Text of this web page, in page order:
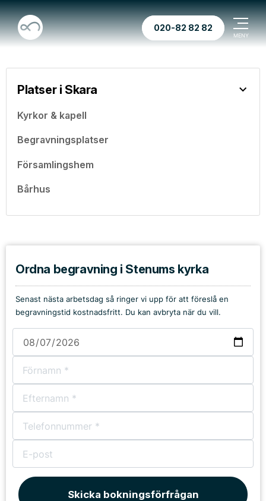
020-82 82 82
Platser i Skara
Kyrkor & kapell
Begravningsplatser
Församlingshem
Bårhus
Ordna begravning i Stenums kyrka
Senast nästa arbetsdag så ringer vi upp för att föreslå en
begravningstid kostnadsfritt. Du kan avbryta när du vill.
Skicka bokningsförfrågan